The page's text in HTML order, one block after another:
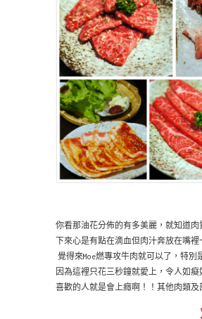
你看那油花分佈的有多美麗，就知道肉
下來心是有點在滴血但肉汁奔放在嘴裡
覺得來Moe燃專攻牛肉就可以了，特別
因為這裡只花三秒鐘就愛上，令人如癡
喜歡的人就是會上癮啊！！其他肉類及